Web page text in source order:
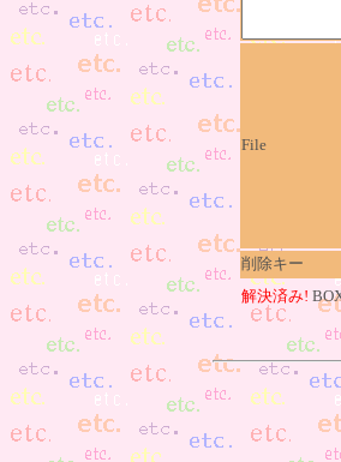
File
削除キー
解決済み!